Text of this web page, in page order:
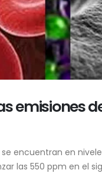
emisiones
encuentran en
las 550 ppm en el